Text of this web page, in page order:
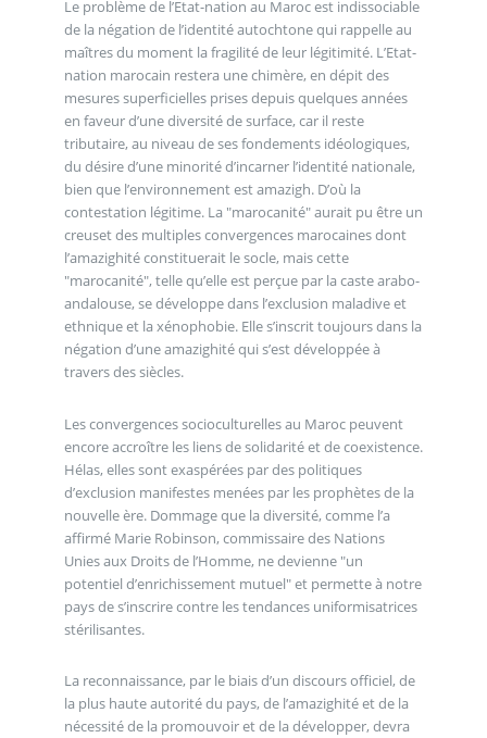
Le problème de l’Etat-nation au Maroc est indissociable
de la négation de l’identité autochtone qui rappelle au
maîtres du moment la fragilité de leur légitimité. L’Etat-
nation marocain restera une chimère, en dépit des
mesures superficielles prises depuis quelques années
en faveur d’une diversité de surface, car il reste
tributaire, au niveau de ses fondements idéologiques,
du désire d’une minorité d’incarner l’identité nationale,
bien que l’environnement est amazigh. D’où la
contestation légitime. La "marocanité" aurait pu être un
creuset des multiples convergences marocaines dont
l’amazighité constituerait le socle, mais cette
"marocanité", telle qu’elle est perçue par la caste arabo-
andalouse, se développe dans l’exclusion maladive et
ethnique et la xénophobie. Elle s’inscrit toujours dans la
négation d’une amazighité qui s’est développée à
travers des siècles.
Les convergences socioculturelles au Maroc peuvent
encore accroître les liens de solidarité et de coexistence.
Hélas, elles sont exaspérées par des politiques
d’exclusion manifestes menées par les prophètes de la
nouvelle ère. Dommage que la diversité, comme l’a
affirmé Marie Robinson, commissaire des Nations
Unies aux Droits de l’Homme, ne devienne "un
potentiel d’enrichissement mutuel" et permette à notre
pays de s’inscrire contre les tendances uniformisatrices
stérilisantes.
La reconnaissance, par le biais d’un discours officiel, de
la plus haute autorité du pays, de l’amazighité et de la
nécessité de la promouvoir et de la développer, devra